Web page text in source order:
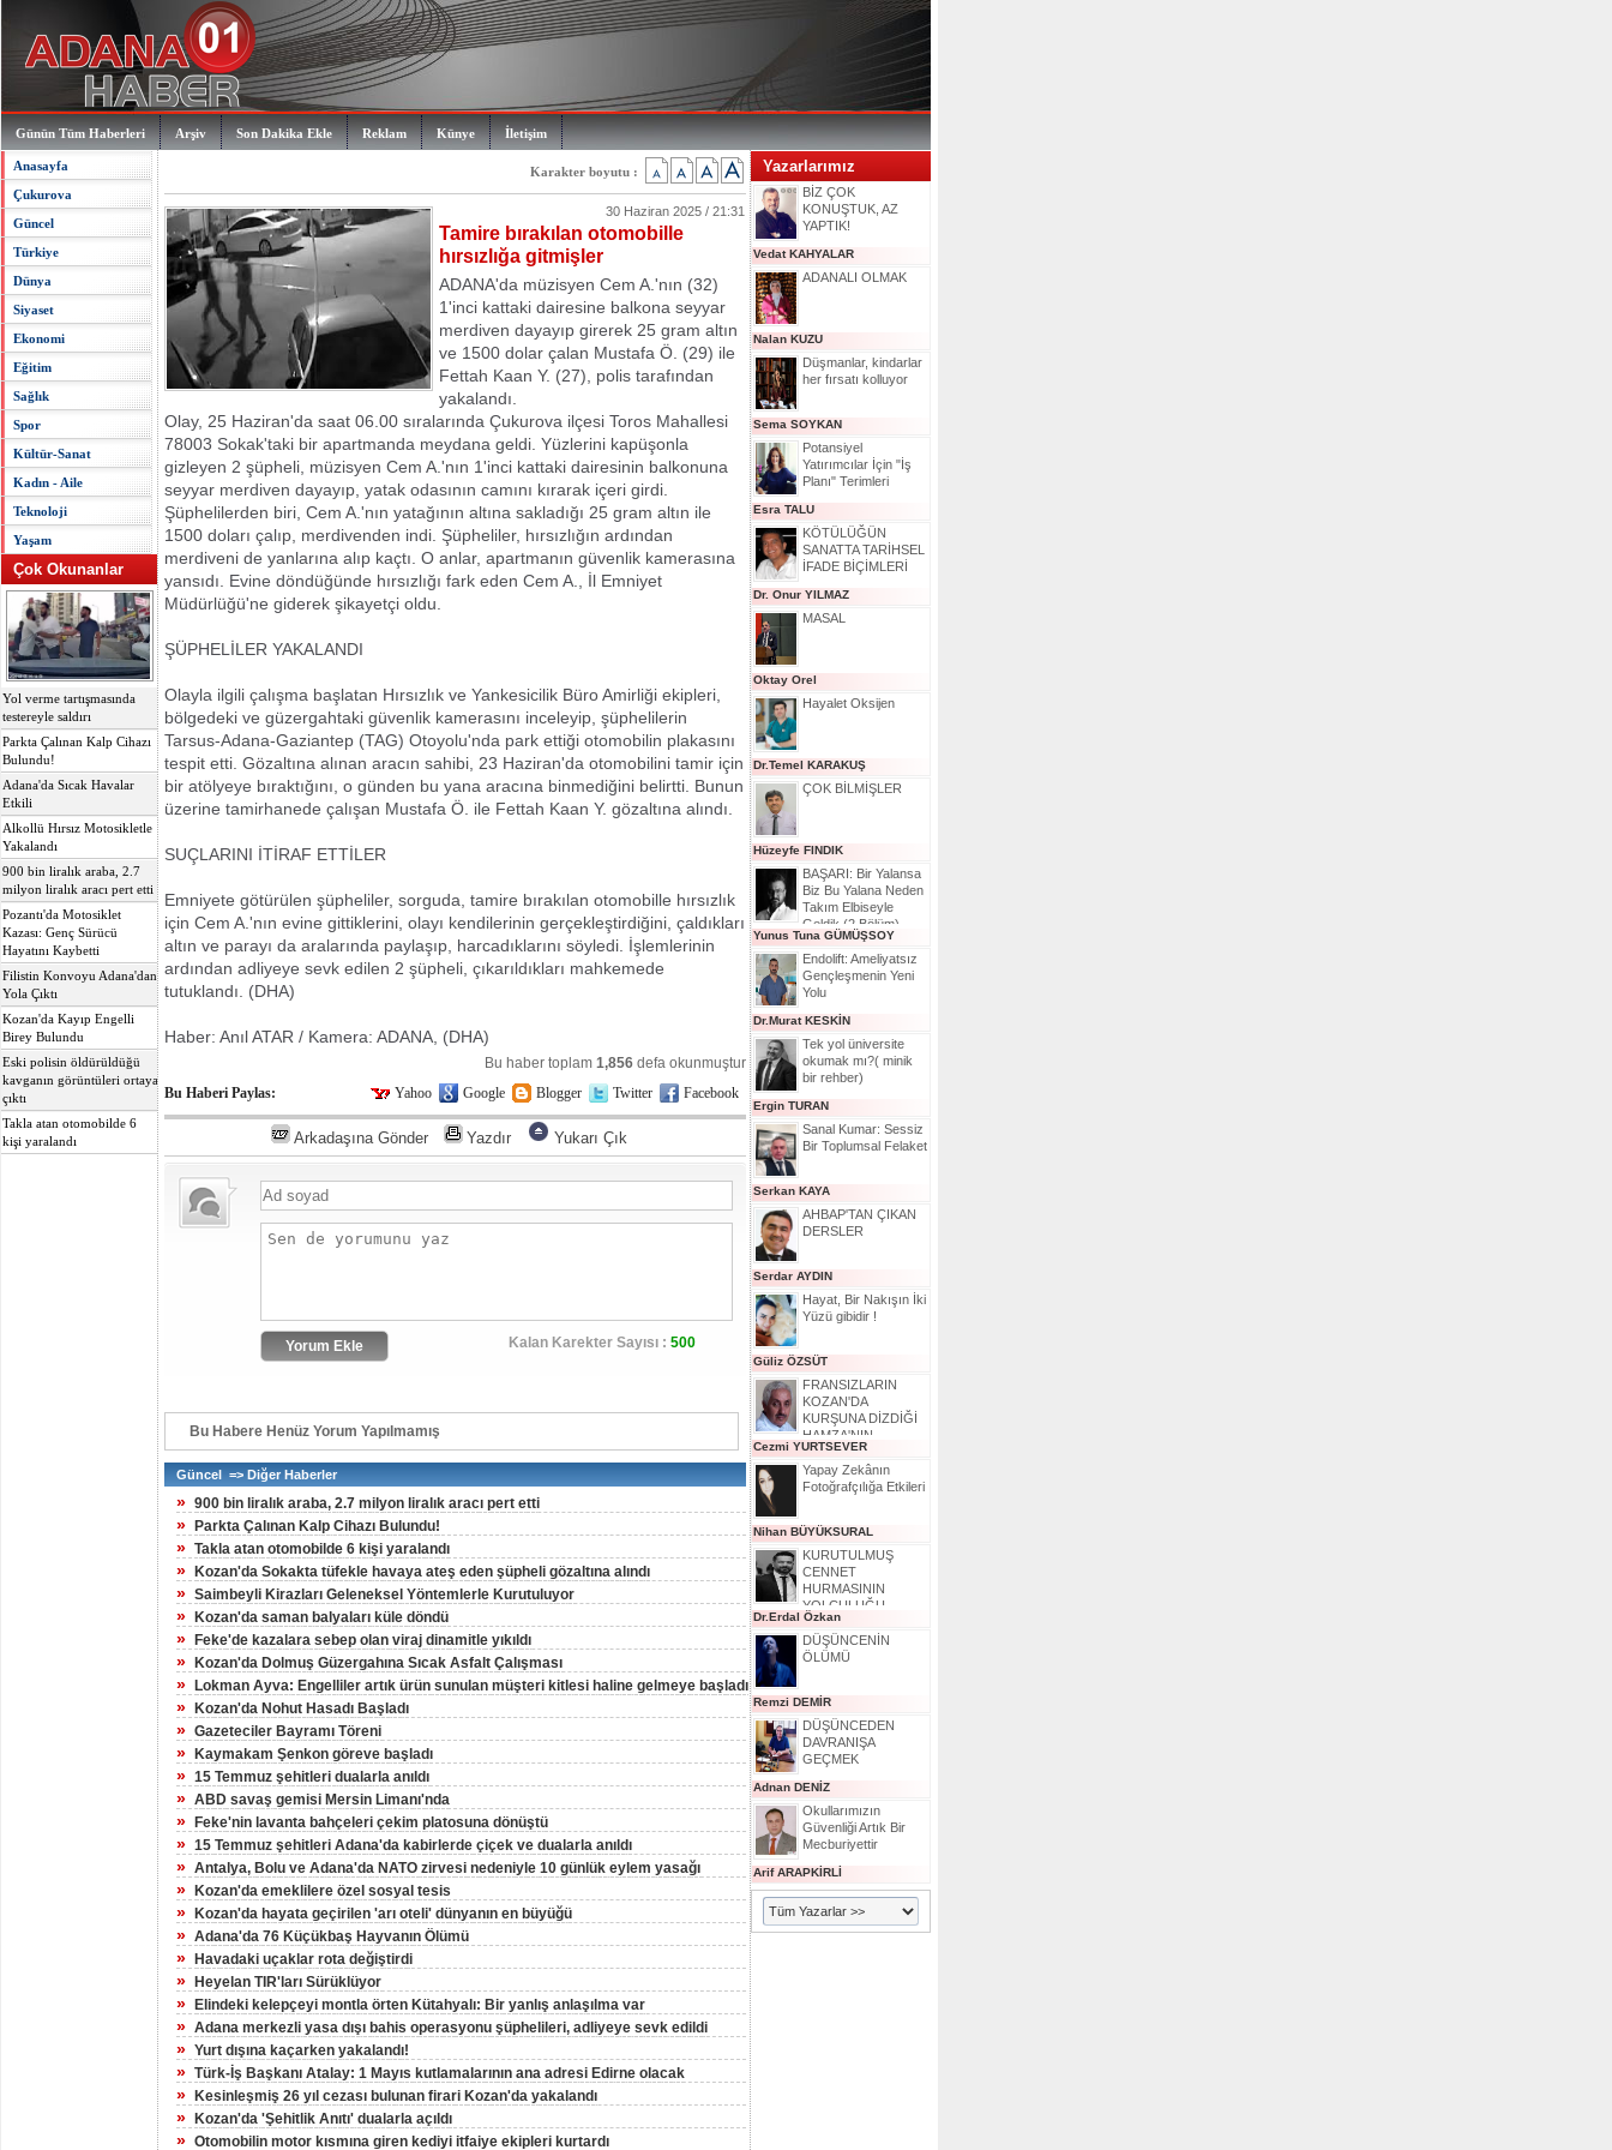
Günün Tüm Haberleri Arşiv Son Dakika Ekle Reklam Künye İletişim
Anasayfa
Çukurova
Güncel
Türkiye
Dünya
Siyaset
Ekonomi
Eğitim
Sağlık
Spor
Kültür-Sanat
Kadın - Aile
Teknoloji
Yaşam
Çok Okunanlar
Yol verme tartışmasında
testereyle saldırı
Parkta Çalınan Kalp Cihazı
Bulundu!
Adana'da Sıcak Havalar
Etkili
Alkollü Hırsız Motosikletle
Yakalandı
900 bin liralık araba, 2.7
milyon liralık aracı pert etti
Pozantı'da Motosiklet
Kazası: Genç Sürücü
Hayatını Kaybetti
Filistin Konvoyu Adana'dan
Yola Çıktı
Kozan'da Kayıp Engelli
Birey Bulundu
Eski polisin öldürüldüğü
kavganın görüntüleri ortaya
çıktı
Takla atan otomobilde 6
kişi yaralandı
Karakter boyutu :
30 Haziran 2025 / 21:31
Tamire bırakılan otomobille
hırsızlığa gitmişler
ADANA'da müzisyen Cem A.'nın (32)
1'inci kattaki dairesine balkona seyyar
merdiven dayayıp girerek 25 gram altın
ve 1500 dolar çalan Mustafa Ö. (29) ile
Fettah Kaan Y. (27), polis tarafından
yakalandı.
Olay, 25 Haziran'da saat 06.00 sıralarında Çukurova ilçesi Toros Mahallesi
78003 Sokak'taki bir apartmanda meydana geldi. Yüzlerini kapüşonla
gizleyen 2 şüpheli, müzisyen Cem A.'nın 1'inci kattaki dairesinin balkonuna
seyyar merdiven dayayıp, yatak odasının camını kırarak içeri girdi.
Şüphelilerden biri, Cem A.'nın yatağının altına sakladığı 25 gram altın ile
1500 doları çalıp, merdivenden indi. Şüpheliler, hırsızlığın ardından
merdiveni de yanlarına alıp kaçtı. O anlar, apartmanın güvenlik kamerasına
yansıdı. Evine döndüğünde hırsızlığı fark eden Cem A., İl Emniyet
Müdürlüğü'ne giderek şikayetçi oldu.
ŞÜPHELİLER YAKALANDI
Olayla ilgili çalışma başlatan Hırsızlık ve Yankesicilik Büro Amirliği ekipleri,
bölgedeki ve güzergahtaki güvenlik kamerasını inceleyip, şüphelilerin
Tarsus-Adana-Gaziantep (TAG) Otoyolu'nda park ettiği otomobilin plakasını
tespit etti. Gözaltına alınan aracın sahibi, 23 Haziran'da otomobilini tamir için
bir atölyeye bıraktığını, o günden bu yana aracına binmediğini belirtti. Bunun
üzerine tamirhanede çalışan Mustafa Ö. ile Fettah Kaan Y. gözaltına alındı.
SUÇLARINI İTİRAF ETTİLER
Emniyete götürülen şüpheliler, sorguda, tamire bırakılan otomobille hırsızlık
için Cem A.'nın evine gittiklerini, olayı kendilerinin gerçekleştirdiğini, çaldıkları
altın ve parayı da aralarında paylaşıp, harcadıklarını söyledi. İşlemlerinin
ardından adliyeye sevk edilen 2 şüpheli, çıkarıldıkları mahkemede
tutuklandı. (DHA)
Haber: Anıl ATAR / Kamera: ADANA, (DHA)
Bu haber toplam 1,856 defa okunmuştur
Bu Haberi Paylas:
Yahoo Google Blogger Twitter Facebook
Arkadaşına Gönder Yazdır Yukarı Çık
Kalan Karekter Sayısı : 500
Bu Habere Henüz Yorum Yapılmamış
Güncel => Diğer Haberler
» 900 bin liralık araba, 2.7 milyon liralık aracı pert etti
» Parkta Çalınan Kalp Cihazı Bulundu!
» Takla atan otomobilde 6 kişi yaralandı
» Kozan'da Sokakta tüfekle havaya ateş eden şüpheli gözaltına alındı
» Saimbeyli Kirazları Geleneksel Yöntemlerle Kurutuluyor
» Kozan'da saman balyaları küle döndü
» Feke'de kazalara sebep olan viraj dinamitle yıkıldı
» Kozan'da Dolmuş Güzergahına Sıcak Asfalt Çalışması
» Lokman Ayva: Engelliler artık ürün sunulan müşteri kitlesi haline gelmeye başladı
» Kozan'da Nohut Hasadı Başladı
» Gazeteciler Bayramı Töreni
» Kaymakam Şenkon göreve başladı
» 15 Temmuz şehitleri dualarla anıldı
» ABD savaş gemisi Mersin Limanı'nda
» Feke'nin lavanta bahçeleri çekim platosuna dönüştü
» 15 Temmuz şehitleri Adana'da kabirlerde çiçek ve dualarla anıldı
» Antalya, Bolu ve Adana'da NATO zirvesi nedeniyle 10 günlük eylem yasağı
» Kozan'da emeklilere özel sosyal tesis
» Kozan'da hayata geçirilen 'arı oteli' dünyanın en büyüğü
» Adana'da 76 Küçükbaş Hayvanın Ölümü
» Havadaki uçaklar rota değiştirdi
» Heyelan TIR'ları Sürüklüyor
» Elindeki kelepçeyi montla örten Kütahyalı: Bir yanlış anlaşılma var
» Adana merkezli yasa dışı bahis operasyonu şüphelileri, adliyeye sevk edildi
» Yurt dışına kaçarken yakalandı!
» Türk-İş Başkanı Atalay: 1 Mayıs kutlamalarının ana adresi Edirne olacak
» Kesinleşmiş 26 yıl cezası bulunan firari Kozan'da yakalandı
» Kozan'da 'Şehitlik Anıtı' dualarla açıldı
» Otomobilin motor kısmına giren kediyi itfaiye ekipleri kurtardı
Yazarlarımız
BİZ ÇOK
KONUŞTUK, AZ
YAPTIK!
Vedat KAHYALAR
ADANALI OLMAK
Nalan KUZU
Düşmanlar, kindarlar
her fırsatı kolluyor
Sema SOYKAN
Potansiyel
Yatırımcılar İçin "İş
Planı" Terimleri
Esra TALU
KÖTÜLÜĞÜN
SANATTA TARİHSEL
İFADE BİÇİMLERİ
Dr. Onur YILMAZ
MASAL
Oktay Orel
Hayalet Oksijen
Dr.Temel KARAKUŞ
ÇOK BİLMİŞLER
Hüzeyfe FINDIK
BAŞARI: Bir Yalansa
Biz Bu Yalana Neden
Takım Elbiseyle
Geldik (2.Bölüm)
Yunus Tuna GÜMÜŞSOY
Endolift: Ameliyatsız
Gençleşmenin Yeni
Yolu
Dr.Murat KESKİN
Tek yol üniversite
okumak mı?( minik
bir rehber)
Ergin TURAN
Sanal Kumar: Sessiz
Bir Toplumsal Felaket
Serkan KAYA
AHBAP'TAN ÇIKAN
DERSLER
Serdar AYDIN
Hayat, Bir Nakışın İki
Yüzü gibidir !
Güliz ÖZSÜT
FRANSIZLARIN
KOZAN'DA
KURŞUNA DİZDİĞİ
HAMZA'NIN
HİKAYESİ
Cezmi YURTSEVER
Yapay Zekânın
Fotoğrafçılığa Etkileri
Nihan BÜYÜKSURAL
KURUTULMUŞ
CENNET
HURMASININ
YOLCULUĞU
Dr.Erdal Özkan
DÜŞÜNCENİN
ÖLÜMÜ
Remzi DEMİR
DÜŞÜNCEDEN
DAVRANIŞA
GEÇMEK
Adnan DENİZ
Okullarımızın
Güvenliği Artık Bir
Mecburiyettir
Arif ARAPKİRLİ